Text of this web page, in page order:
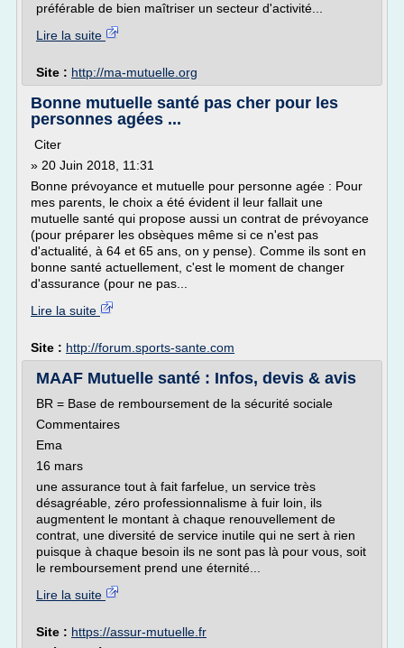
préférable de bien maîtriser un secteur d'activité...
Lire la suite
Site : http://ma-mutuelle.org
Bonne mutuelle santé pas cher pour les
personnes agées ...
Citer
» 20 Juin 2018, 11:31
Bonne prévoyance et mutuelle pour personne agée : Pour
mes parents, le choix a été évident il leur fallait une
mutuelle santé qui propose aussi un contrat de prévoyance
(pour préparer les obsèques même si ce n'est pas
d'actualité, à 64 et 65 ans, on y pense). Comme ils sont en
bonne santé actuellement, c'est le moment de changer
d'assurance (pour ne pas...
Lire la suite
Site : http://forum.sports-sante.com
MAAF Mutuelle santé : Infos, devis & avis
BR = Base de remboursement de la sécurité sociale
Commentaires
Ema
16 mars
une assurance tout à fait farfelue, un service très
désagréable, zéro professionnalisme à fuir loin, ils
augmentent le montant à chaque renouvellement de
contrat, une diversité de service inutile qui ne sert à rien
puisque à chaque besoin ils ne sont pas là pour vous, soit
le remboursement prend une éternité...
Lire la suite
Site : https://assur-mutuelle.fr